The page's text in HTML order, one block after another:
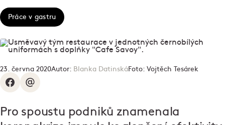
Práce v gastru
23. června 2020Autor: Blanka DatinskáFoto: Vojtěch Tesárek
Pro spoustu podniků znamenala